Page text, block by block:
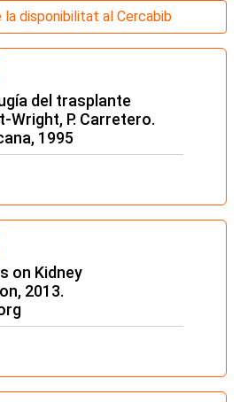
la disponibilitat al Cercabib
del trasplante
Wright, P. Carretero.
1995
on Kidney
2013.